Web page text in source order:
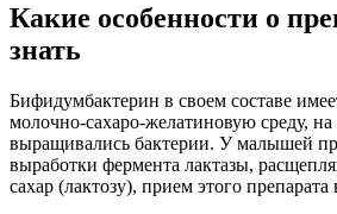
Какие особенности о
знать
Бифидумбактерин в своем составе
молочно-сахаро-желатиновую среду, на
выращивались бактерии. У малышей
выработки фермента лактазы,
сахар (лактозу), прием этого